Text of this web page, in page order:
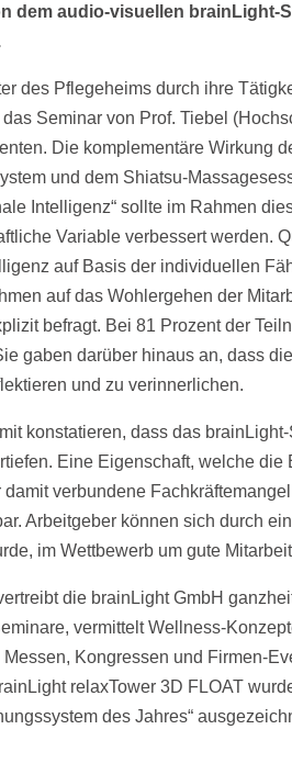
dem audio-visuellen
des Pflegeheims durch ihre
Seminar von Prof. Tiebel
Die komplementäre Wirkung
und dem Shiatsu-
Intelligenz“ sollte im Rahmen
Variable verbessert werden.
auf Basis der individuellen
auf das Wohlergehen der
befragt. Bei 81 Prozent der
gaben darüber hinaus an, dass
und zu verinnerlichen.
konstatieren, dass das
Eine Eigenschaft, welche
damit verbundene
Arbeitgeber können sich durch
im Wettbewerb um gute
die brainLight GmbH
vermittelt Wellness-
Kongressen und Firmen-
relaxTower 3D FLOAT
des Jahres“